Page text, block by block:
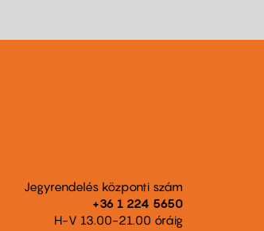
Jegyrendelés központi szám
+36 1 224 5650
H-V 13.00-21.00 óráig